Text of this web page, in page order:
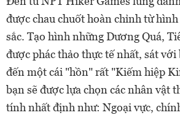
được chau chuốt hoàn chỉnh từ
sắc. Tạo hình những Dương Quá,
được phác thảo thực tế nhất, sát với
đến một cái "hồn" rất "Kiếm hiệp
bạn sẽ được lựa chọn các nhân vật
tính nhất định như: Ngoại vực,